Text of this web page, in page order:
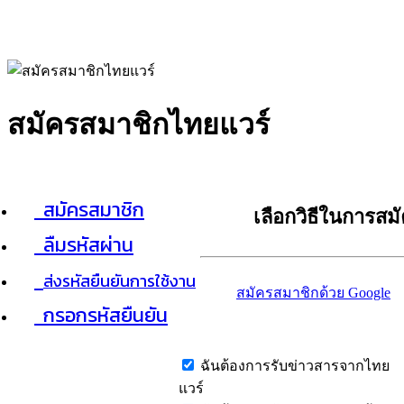
สมัครสมาชิกไทยแวร์
สมัครสมาชิก
ลืมรหัสผ่าน
ส่งรหัสยืนยันการใช้งาน
กรอกรหัสยืนยัน
เลือกวิธีในการส
สมัครสมาชิกด้วย Google
ฉันต้องการรับข่าวสารจากไทย
แวร์